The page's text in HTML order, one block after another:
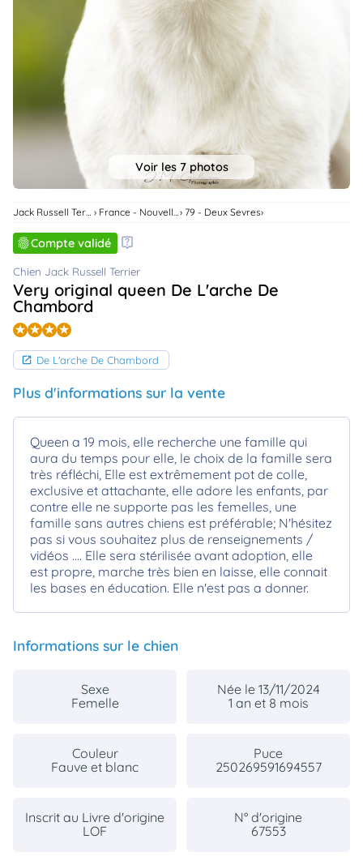
Connexion
Voir les 7 photos
Jack Russell Terrier France - Nouvelle-Aquitaine 79 - Deux Sevres
Compte validé
Chien Jack Russell Terrier
Very original queen De L'arche De
Chambord
De L'arche De Chambord
Plus d'informations sur la vente
Queen a 19 mois, elle recherche une famille qui
aura du temps pour elle, le choix de la famille sera
très réfléchi, Elle est extrêmement pot de colle,
exclusive et attachante, elle adore les enfants, par
contre elle ne supporte pas les femelles, une
famille sans autres chiens est préférable; N'hésitez
pas si vous souhaitez plus de renseignements /
vidéos .... Elle sera stérilisée avant adoption, elle
est propre, marche très bien en laisse, elle connait
les bases en éducation. Elle n'est pas a donner.
Informations sur le chien
Sexe
Femelle
Née le 13/11/2024
1 an et 8 mois
Couleur
Fauve et blanc
Puce
250269591694557
Inscrit au Livre d'origine
LOF
N° d'origine
67553